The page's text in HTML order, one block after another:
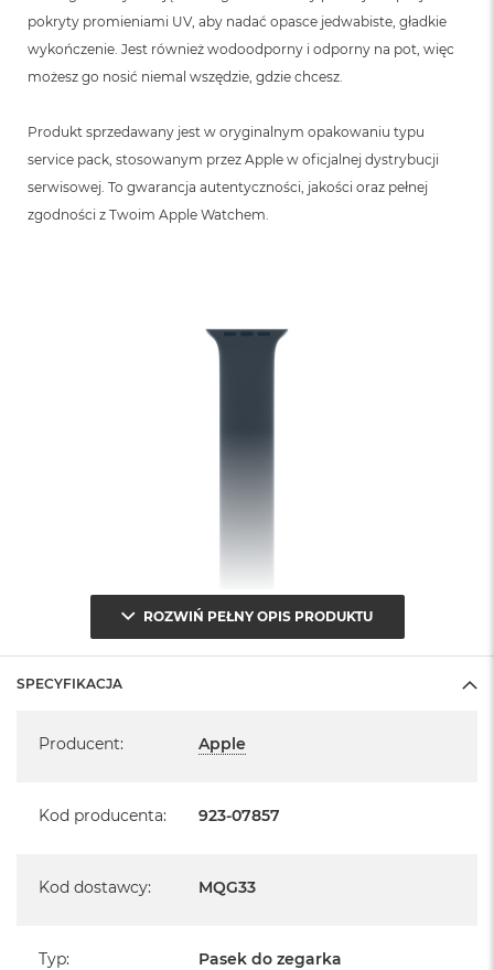
pokryty promieniami UV, aby nadać opasce jedwabiste, gładkie
wykończenie. Jest również wodoodporny i odporny na pot, więc
możesz go nosić niemal wszędzie, gdzie chcesz.
Produkt sprzedawany jest w oryginalnym opakowaniu typu
service pack, stosowanym przez Apple w oficjalnej dystrybucji
serwisowej. To gwarancja autentyczności, jakości oraz pełnej
zgodności z Twoim Apple Watchem.
ROZWIŃ PEŁNY OPIS PRODUKTU
SPECYFIKACJA
Producent: Apple
Kod producenta: 923-07857
Kod dostawcy: MQG33
Typ: Pasek do zegarka